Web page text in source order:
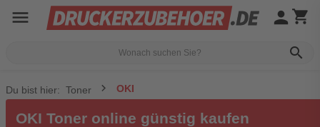
menu
search
person shopping_cart
Du bist hier: Toner OKI
OKI Toner online günstig kaufen